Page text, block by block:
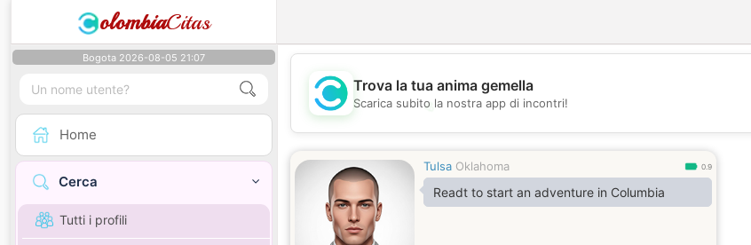
olombiaCitas
Bogota 2026-08-05 21:07
Home
Cerca
Tutti i profili
💖
Trova la tua anima gemella
Scarica subito la nostra app di incontri!
Tulsa Oklahoma 0.9
Readt to start an adventure in Columbia